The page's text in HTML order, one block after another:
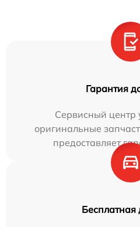
Гарантия
Сервисный центр
оригинальные
предоставляет
Бесплатная